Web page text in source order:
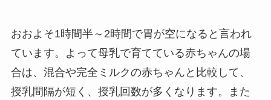
おおよそ1時間半～2時間で胃が空になると言われ
ています。よって母乳で育てている赤ちゃんの場
合は、混合や完全ミルクの赤ちゃんと比較して、
授乳間隔が短く、授乳回数が多くなります。また